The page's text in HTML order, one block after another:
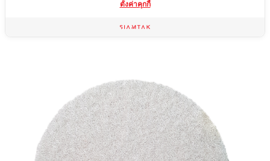
ใบขัดหินอ่อน หินแกรนิต
ตั้งค่าคุกกี้